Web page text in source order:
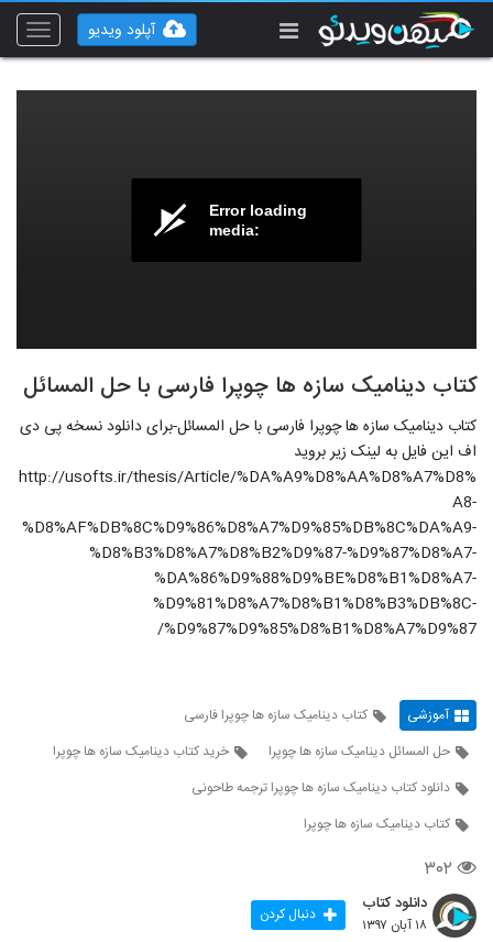
Toggle
آپلود ویدیو
Error loading
media:
کتاب دینامیک سازه ها چوپرا فارسی با حل المسائل
کتاب دینامیک سازه ها چوپرا فارسی با حل المسائل-برای دانلود نسخه پی دی
اف این فایل به لینک زیر بروید
http://usofts.ir/thesis/Article/%DA%A9%D8%AA%D8%A7%D8%
A8-
%D8%AF%DB%8C%D9%86%D8%A7%D9%85%DB%8C%DA%A9-
%D8%B3%D8%A7%D8%B2%D9%87-%D9%87%D8%A7-
%DA%86%D9%88%D9%BE%D8%B1%D8%A7-
%D9%81%D8%A7%D8%B1%D8%B3%DB%8C-
%D9%87%D9%85%D8%B1%D8%A7%D9%87/
آموزشی
کتاب دینامیک سازه ها چوپرا فارسی
حل المسائل دینامیک سازه ها چوپرا
خرید کتاب دینامیک سازه ها چوپرا
دانلود کتاب دینامیک سازه ها چوپرا ترجمه طاحونی
کتاب دینامیک سازه ها چوپرا
۳۰۲
دانلود کتاب
۱۸ آبان ۱۳۹۷ دنبال کردن